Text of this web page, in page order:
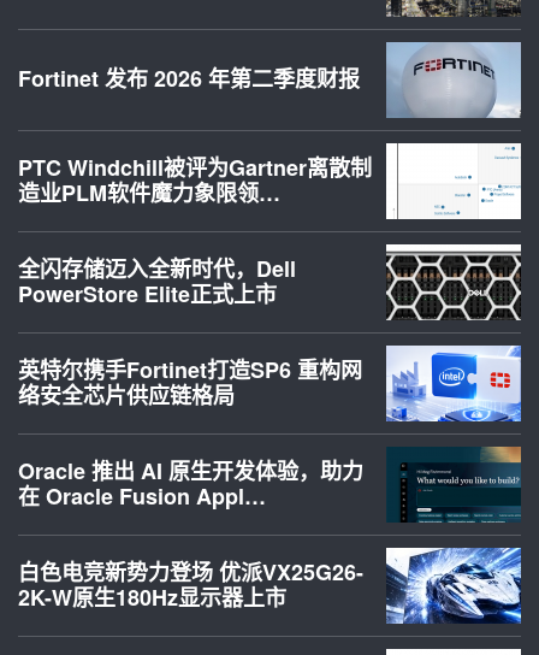
Fortinet 发布 2026 年第二季度财报
PTC Windchill被评为Gartner离散制
造业PLM软件魔力象限领…
全闪存储迈入全新时代，Dell
PowerStore Elite正式上市
英特尔携手Fortinet打造SP6 重构网
络安全芯片供应链格局
Oracle 推出 AI 原生开发体验，助力
在 Oracle Fusion Appl…
白色电竞新势力登场 优派VX25G26-
2K-W原生180Hz显示器上市